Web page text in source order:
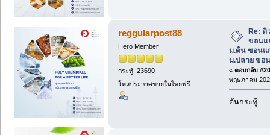
reggularpost88
Hero Member
กระทู้: 23690
โพสประกาศขายในไทยฟรี
Re:
ขอนแ
ม.ต้น ขอนแ
ม.ปลาย ขอ
« ตอบกลับ
พฤษภาคม
ดันกระทู้